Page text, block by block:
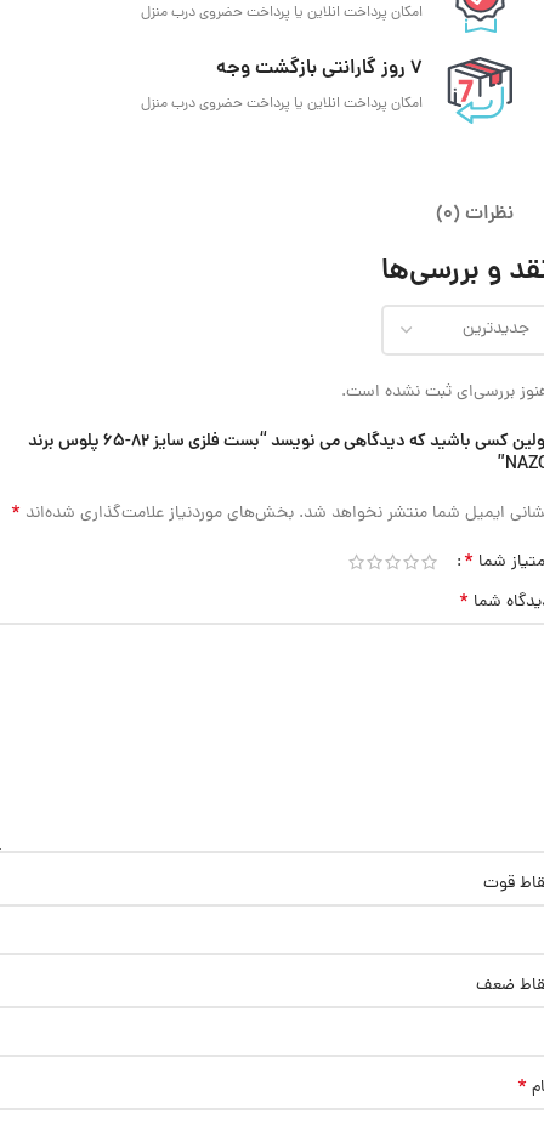
امکان پرداخت انلاین یا پرداخت حضروی درب منزل
7 روز گارانتی بازگشت وجه
امکان پرداخت انلاین یا پرداخت حضروی درب منزل
نظرات (0)
و بررسی‌ها
بررسی‌ای ثبت نشده است.
اولین کسی باشید که دیدگاهی می نویسد “بست فلزی سایز 82-65 پلوس برند
ایمیل شما منتشر نخواهد شد. بخش‌های موردنیاز علامت‌گذاری شده‌اند *
شما *
شما *
قوت
ضعف
*